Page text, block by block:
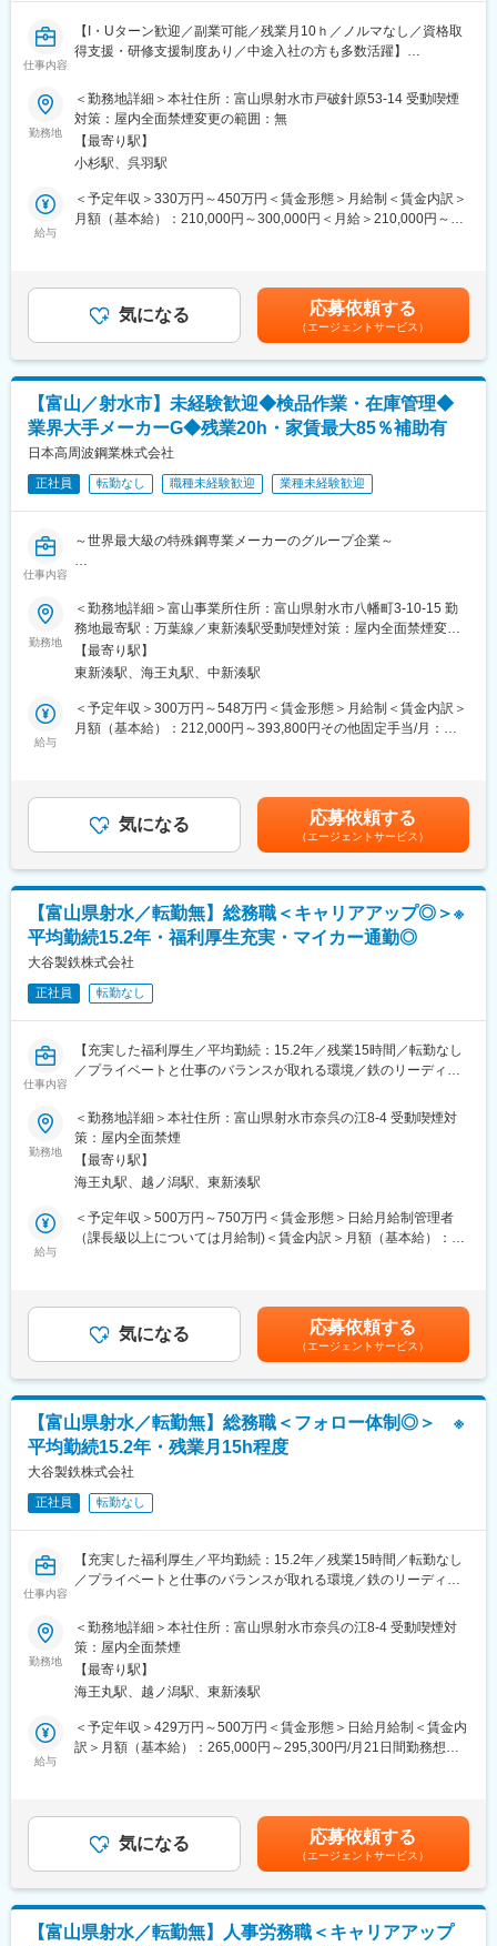
働く環境について
製造現場では安全管理を徹底しており、特に夏場は熱中症対策に
力を入れています。
塩飴・梅干し支給
こまめな休憩取得
体調管理の徹底
など、社員が安心して働ける環境づくりを進めています。
■生活面をしっかりサポート
◎転居費用は会社が負担します。IUターンも歓迎しています。
◎借上社宅制度あり 対象者は家賃の最大85％を会社が補助しま
す。
■会社について
当社は、高品質な特殊鋼の製造を手掛けるメーカーです。2026年
より大同特殊鋼グループの一員となり、安定した経営基盤のもと
さらなる成長を続けています。
富山製造所では、材料づくりから加工・熱処理まで一貫して行っ
ており、自動車や産業機械、エレクトロニクス分野など幅広い産
ています。富山に根差してキャリアを築きたい方、モノづくりに
興味がある方を歓迎します。
変更の範囲：会社の指示する業務
仕事内容
【I・Uターン歓迎／副業可能／残業月10ｈ／ノルマなし／資格取
得支援・研修支援制度あり／中途入社の方も多数活躍】
業務内容：
プラスチック製品（ルアー等の釣り具用品／アウトドア用品／住
宅関連製品／電気部品等）を扱うメーカー様向けへの提案営業を
行っていただきます
最初にお任せする業務：
：先輩のサポートとしてついていき見積書作成の手伝いや来客時
・お客様へのヒアリング
・設計部への落とし込み
■業務詳細：
既存顧客を10社弱程度担当いただく予定です。
新規のお客様は、顧客紹介や展示会経由が中心なので飛び込み訪
問などありません。
当社の設計・製造部署とお客様との間に立ち、「何をつくりたい
か」というニーズをくみ取りながら調整します。
新商品が形になるまでの半年～1、2年程度、目の前のお客様とし
っかり向き合えるやりがいのあるポジションです。
大手住宅メーカー様、大手釣り具メーカーさん等からの信頼も得
■働き方：
残業10時間程度、転勤もなく有給消化率も高いためワークライフ
バランスを保つことができます。
数字に追われずお客様と長期的な関係構築がしたい方におすすめ
■評価制度：
定性評価もあるため、前の前の数字に追われることなく仕事がで
きます。
■キャリアパス：
一般職⇒目安３～４年：主任クラス⇒係長クラス⇒課長クラス
■当社の特徴：
◇創業70年以上。汎用プラスチックやエンジニアリングプラスチ
ックの製造・販売・サービス事業を手掛けています。
◇独自の「MPS」システムにより、情報を一元化し一貫生産体制
変更の範囲：会社の定める業務
勤務地
＜勤務地詳細＞本社住所：富山県射水市戸破針原53-14 受動喫煙
対策：屋内全面禁煙変更の範囲：無
【最寄り駅】
小杉駅、呉羽駅
給与
＜予定年収＞330万円～450万円＜賃金形態＞月給制＜賃金内訳＞
月額（基本給）：210,000円～300,000円＜月給＞210,000円～
気になる 応募依頼する
（エージェントサービス）
【富山／射水市】未経験歓迎◆検品作業・在庫管理◆
業界大手メーカーG◆残業20h・家賃最大85％補助有
日本高周波鋼業株式会社
正社員 転勤なし 職種未経験歓迎 業種未経験歓迎
仕事内容
～世界最大級の特殊鋼専業メーカーのグループ企業～
・購入スクラップ受入れ時の分析機器を使用した検品作業
・原料ヤード及び倉庫在庫管理業務
・その他付随業務
※業務を行う上で必要な資格はありません。
※未経験の方でも丁寧にサポートします。
※熱中症予防対策に積極的に取り組んでいます。夏季には、水分補
当社は、高級特殊鋼の製造を手掛ける企業で、2026年より大同特
殊鋼グループの一員として事業を展開しています。
富山製造所では、製鋼から鍛造・圧延・加工・熱処理までを一貫
エレクトロニクスなど多様な産業分野を支える製品を提供してい
ます。
高度な高周波技術を活かしたモノづくりに携わることができ、未
経験からでも専門スキルを身につけられる環境が整っています。
自然豊かな富山の地で、安定した基盤のもと、長期的にキャリア
形成が可能です。
変更の範囲：会社の指示する業務
勤務地
＜勤務地詳細＞富山事業所住所：富山県射水市八幡町3-10-15 勤
務地最寄駅：万葉線／東新湊駅受動喫煙対策：屋内全面禁煙変更
の範囲：会社の定める事業所
【最寄り駅】
東新湊駅、海王丸駅、中新湊駅
給与
＜予定年収＞300万円～548万円＜賃金形態＞月給制＜賃金内訳＞
月額（基本給）：212,000円～393,800円その他固定手当/月：
1,500円賃金はあくまでも目安の金額であり、選考を通じて上下す
る可能性があります。月給(月額)は固定手当を含めた表記です。
気になる 応募依頼する
（エージェントサービス）
【富山県射水／転勤無】総務職＜キャリアアップ◎＞※
平均勤続15.2年・福利厚生充実・マイカー通勤◎
大谷製鉄株式会社
正社員 転勤なし
仕事内容
【充実した福利厚生／平均勤続：15.2年／残業15時間／転勤なし
／プライベートと仕事のバランスが取れる環境／鉄のリーディン
■業務内容：(変更の範囲：会社の定める業務)
富山に本社を置き、鉄筋コンクリート用棒鋼「VCON」の製造及
び販売を行う当社にて総務部門スタッフとして業務をお任せしま
す。
ご経験やご希望を加味し担当業務を決めていきます。
キャリアによっては即戦力として管理者としてのポジションをお
・オフィス管理
・文書管理
■研修制度：
会社が必要と認めた講習、資格試験等に係る費用については全額
会社負担です。
■組織体制
総務課では現在10名の社員が活躍中です（20代1名、30代1名、
40代3名、50代2名、60代以上3名）
■働き方：
・残業月平均15時間程度
・平均勤続年数：15.2年
・育休は男女ほぼ100％取得しております。
・原則出社をお願いしていますが、体調や育児、介護、天気の状
す。
・マッサージ機・大型映像機器を備えたリラクゼーションルーム
・DVD・楽器・喫茶設備を備えた研修スペース
・各種保険制度の完備
・表彰・融資・記念制度
・慶弔制度
勤務地
＜勤務地詳細＞本社住所：富山県射水市奈呉の江8-4 受動喫煙対
策：屋内全面禁煙
【最寄り駅】
海王丸駅、越ノ潟駅、東新湊駅
給与
＜予定年収＞500万円～750万円＜賃金形態＞日給月給制管理者
（課長級以上については月給制)＜賃金内訳＞月額（基本給）：
実績：4000円)・賞与有(年間 1,030,000～2,100,000万円) (昨年
度実績：組合員平均130万円)賃金はあくまでも目安の金額であ
り、選考を通じて上下する可能性があります。月給(月額)は固定手
当を含めた表記です。
気になる 応募依頼する
（エージェントサービス）
【富山県射水／転勤無】総務職＜フォロー体制◎＞ ※
平均勤続15.2年・残業月15h程度
大谷製鉄株式会社
正社員 転勤なし
仕事内容
【充実した福利厚生／平均勤続：15.2年／残業15時間／転勤なし
／プライベートと仕事のバランスが取れる環境／鉄のリーディン
■業務内容：(変更の範囲：会社の定める業務)
富山に本社を置き、鉄筋コンクリート用棒鋼「VCON」の製造及
び販売を行う当社にて総務部門スタッフとして業務をお任せしま
す。
＜具体的には＞
・庶務業務
・安全衛生管理
会社負担です。
勤務地
＜勤務地詳細＞本社住所：富山県射水市奈呉の江8-4 受動喫煙対
策：屋内全面禁煙
【最寄り駅】
海王丸駅、越ノ潟駅、東新湊駅
給与
＜予定年収＞429万円～500万円＜賃金形態＞日給月給制＜賃金内
訳＞月額（基本給）：265,000円～295,300円/月21日間勤務想定
1,030,000円) (昨年度実績：組合員平均130万円)賃金はあくまでも
目安の金額であり、選考を通じて上下する可能性があります。月
給(月額)は固定手当を含めた表記です。
気になる 応募依頼する
（エージェントサービス）
【富山県射水／転勤無】人事労務職＜キャリアアップ